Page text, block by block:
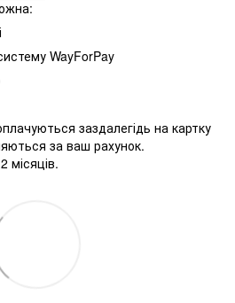
WayForPay
заздалегідь на картку
за ваш рахунок.
місяців.